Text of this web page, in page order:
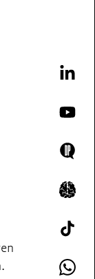
Icon
Tik